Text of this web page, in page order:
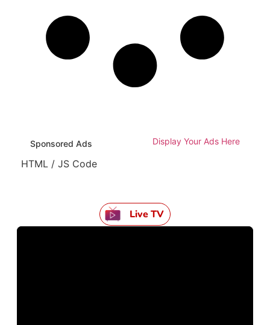
Sponsored Ads Display Your Ads Here
HTML / JS Code
Live TV